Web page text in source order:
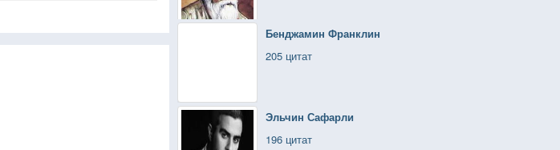
Бенджамин Франклин
205 цитат
Эльчин Сафарли
196 цитат